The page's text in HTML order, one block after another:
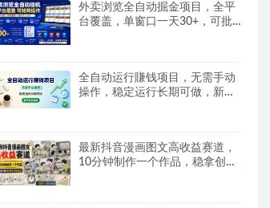
外卖浏览全自动掘金项目，全平
台覆盖，单窗口一天30+，可批
全自动运行賺钱项目，无需手动
操作，稳定运行长期可做，新手
最新抖音漫画图文高收益赛道，
10分钟制作一个作品，稳拿创作